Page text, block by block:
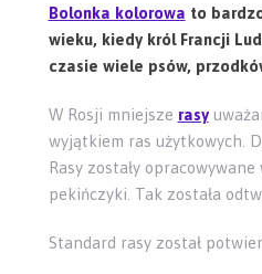
Bolonka kolorowa to
wieku, kiedy król Francji
czasie wiele psów,
W Rosji mniejsze rasy
wyjątkiem ras użytkowych.
Rasy zostały
pekińczyki. Tak została
Standard rasy został